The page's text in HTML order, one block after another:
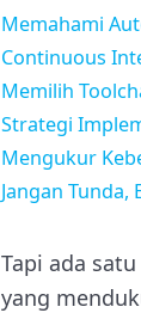
Memahami
Continuous
Memilih
Strategi
Mengukur
Jangan Tunda,
Tapi ada
yang